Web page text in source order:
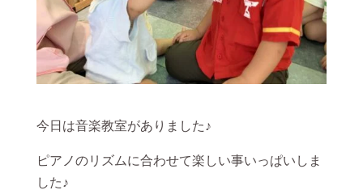
今日は音楽教室がありました♪
ピアノのリズムに合わせて楽しい事いっぱいしま
した♪